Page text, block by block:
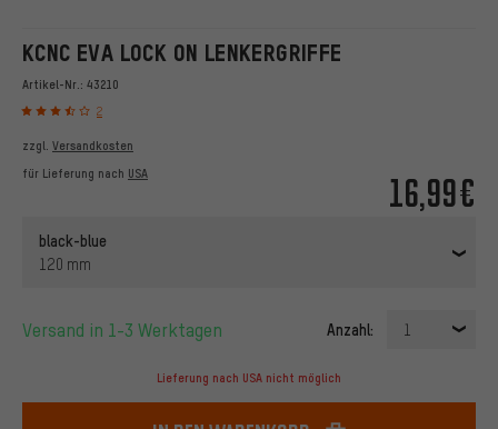
KCNC EVA LOCK ON LENKERGRIFFE
Artikel-Nr.: 43210
2
16,99€
zzgl. Versandkosten
für Lieferung nach USA
black-blue
120 mm
Versand in 1-3 Werktagen Anzahl: 1
Lieferung nach USA nicht möglich